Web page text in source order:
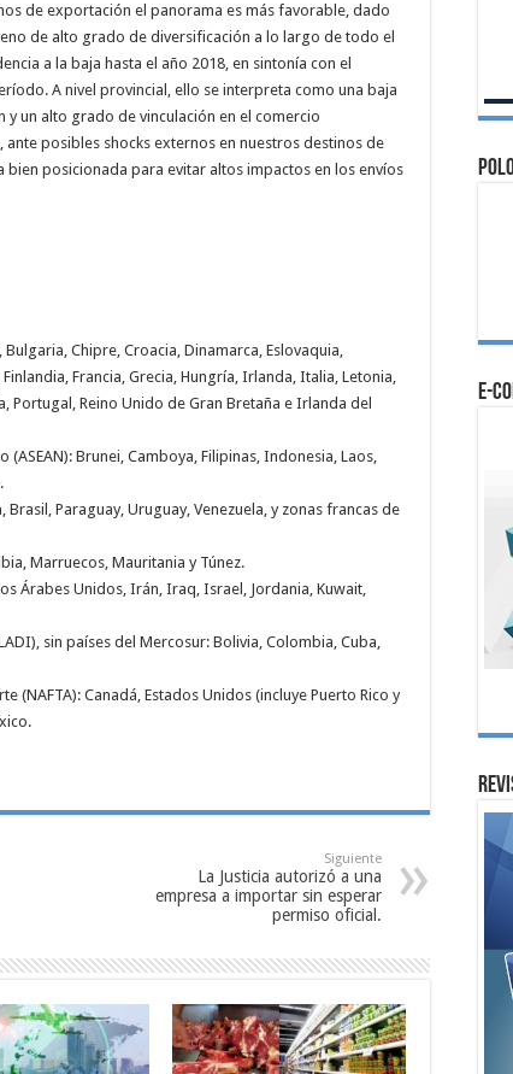
de exportación el panorama es más favorable, dado
de alto grado de diversificación a lo largo de todo el
a la baja hasta el año 2018, en sintonía con el
A nivel provincial, ello se interpreta como una baja
un alto grado de vinculación en el comercio
posibles shocks externos en nuestros destinos de
bien posicionada para evitar altos impactos en los envíos
Chipre, Croacia, Dinamarca, Eslovaquia,
Francia, Grecia, Hungría, Irlanda, Italia, Letonia,
Portugal, Reino Unido de Gran Bretaña e Irlanda del
Brunei, Camboya, Filipinas, Indonesia, Laos,
Paraguay, Uruguay, Venezuela, y zonas francas de
Marruecos, Mauritania y Túnez.
Árabes Unidos, Irán, Iraq, Israel, Jordania, Kuwait,
sin países del Mercosur: Bolivia, Colombia, Cuba,
(NAFTA): Canadá, Estados Unidos (incluye Puerto Rico y
Siguiente
La Justicia autorizó a una
empresa a importar sin esperar
permiso oficial.
e-